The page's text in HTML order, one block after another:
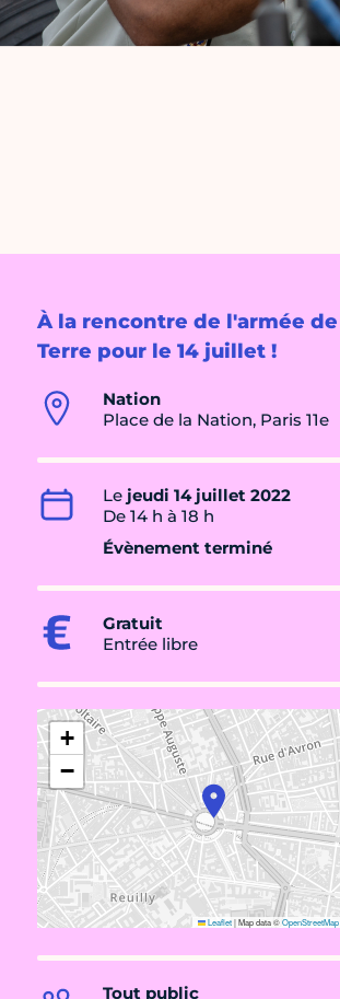
À la rencontre de l'armée de
Terre pour le 14 juillet !
Nation
Place de la Nation, Paris 11e
Le jeudi 14 juillet 2022
De 14 h à 18 h
Évènement terminé
Gratuit
Entrée libre
+
−
Leaflet|Map data ©OpenStreetMap
Tout public